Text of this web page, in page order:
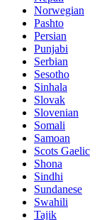
Norwegian
Pashto
Persian
Punjabi
Serbian
Sesotho
Sinhala
Slovak
Slovenian
Somali
Samoan
Scots Gaelic
Shona
Sindhi
Sundanese
Swahili
Tajik